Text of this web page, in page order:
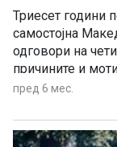
Триесет години
самостојна
одговори на
причините и
нарачатели и
во изминатите
прашања. Дел од
пред 6 мес.